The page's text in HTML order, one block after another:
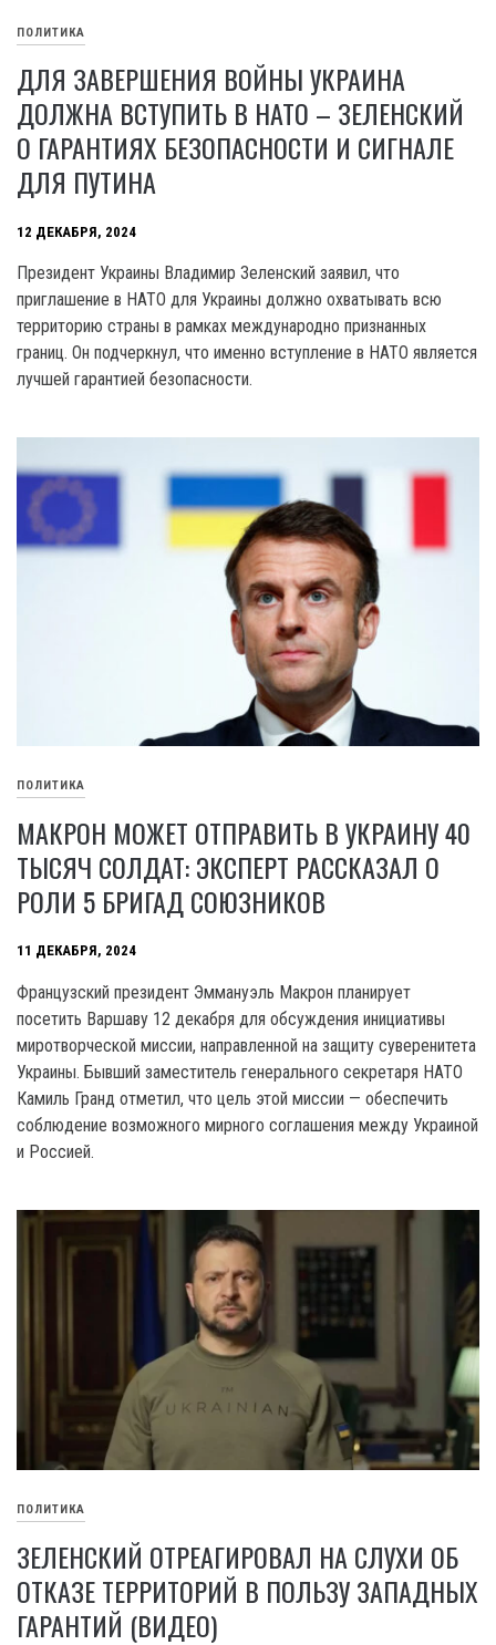
ПОЛИТИКА
ДЛЯ ЗАВЕРШЕНИЯ ВОЙНЫ УКРАИНА
ДОЛЖНА ВСТУПИТЬ В НАТО – ЗЕЛЕНСКИЙ
О ГАРАНТИЯХ БЕЗОПАСНОСТИ И СИГНАЛЕ
ДЛЯ ПУТИНА
12 ДЕКАБРЯ, 2024
Президент Украины Владимир Зеленский заявил, что
приглашение в НАТО для Украины должно охватывать всю
территорию страны в рамках международно признанных
границ. Он подчеркнул, что именно вступление в НАТО является
лучшей гарантией безопасности.
ПОЛИТИКА
МАКРОН МОЖЕТ ОТПРАВИТЬ В УКРАИНУ 40
ТЫСЯЧ СОЛДАТ: ЭКСПЕРТ РАССКАЗАЛ О
РОЛИ 5 БРИГАД СОЮЗНИКОВ
11 ДЕКАБРЯ, 2024
Французский президент Эммануэль Макрон планирует
посетить Варшаву 12 декабря для обсуждения инициативы
миротворческой миссии, направленной на защиту суверенитета
Украины. Бывший заместитель генерального секретаря НАТО
Камиль Гранд отметил, что цель этой миссии — обеспечить
соблюдение возможного мирного соглашения между Украиной
и Россией.
ПОЛИТИКА
ЗЕЛЕНСКИЙ ОТРЕАГИРОВАЛ НА СЛУХИ ОБ
ОТКАЗЕ ТЕРРИТОРИЙ В ПОЛЬЗУ ЗАПАДНЫХ
ГАРАНТИЙ (ВИДЕО)